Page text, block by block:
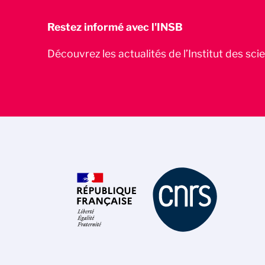
Restez informé avec l'INSB
Découvrez les actualités de l’Institut des